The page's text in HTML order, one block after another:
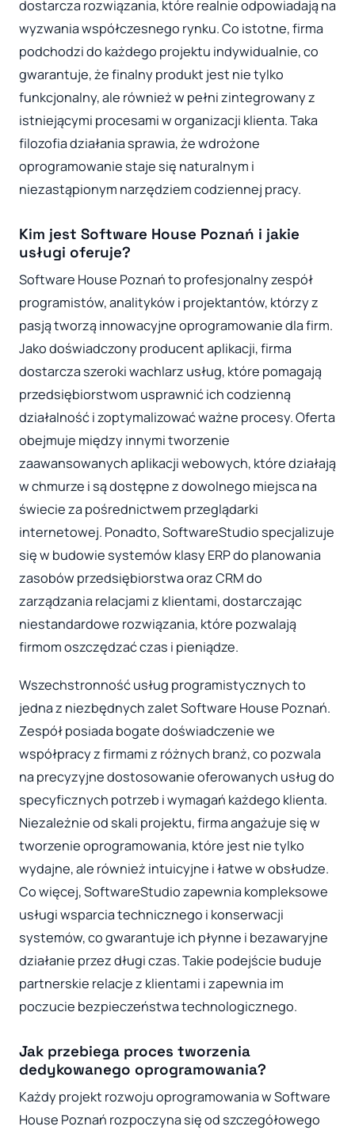
dostarcza rozwiązania, które realnie odpowiadają na
wyzwania współczesnego rynku. Co istotne, firma
podchodzi do każdego projektu indywidualnie, co
gwarantuje, że finalny produkt jest nie tylko
funkcjonalny, ale również w pełni zintegrowany z
istniejącymi procesami w organizacji klienta. Taka
filozofia działania sprawia, że wdrożone
oprogramowanie staje się naturalnym i
niezastąpionym narzędziem codziennej pracy.
Kim jest Software House Poznań i jakie
usługi oferuje?
Software House Poznań to profesjonalny zespół
programistów, analityków i projektantów, którzy z
pasją tworzą innowacyjne oprogramowanie dla firm.
Jako doświadczony producent aplikacji, firma
dostarcza szeroki wachlarz usług, które pomagają
przedsiębiorstwom usprawnić ich codzienną
działalność i zoptymalizować ważne procesy. Oferta
obejmuje między innymi tworzenie
zaawansowanych aplikacji webowych, które działają
w chmurze i są dostępne z dowolnego miejsca na
świecie za pośrednictwem przeglądarki
internetowej. Ponadto, SoftwareStudio specjalizuje
się w budowie systemów klasy ERP do planowania
zasobów przedsiębiorstwa oraz CRM do
zarządzania relacjami z klientami, dostarczając
niestandardowe rozwiązania, które pozwalają
firmom oszczędzać czas i pieniądze.
Wszechstronność usług programistycznych to
jedna z niezbędnych zalet Software House Poznań.
Zespół posiada bogate doświadczenie we
współpracy z firmami z różnych branż, co pozwala
na precyzyjne dostosowanie oferowanych usług do
specyficznych potrzeb i wymagań każdego klienta.
Niezależnie od skali projektu, firma angażuje się w
tworzenie oprogramowania, które jest nie tylko
wydajne, ale również intuicyjne i łatwe w obsłudze.
Co więcej, SoftwareStudio zapewnia kompleksowe
usługi wsparcia technicznego i konserwacji
systemów, co gwarantuje ich płynne i bezawaryjne
działanie przez długi czas. Takie podejście buduje
partnerskie relacje z klientami i zapewnia im
poczucie bezpieczeństwa technologicznego.
Jak przebiega proces tworzenia
dedykowanego oprogramowania?
Każdy projekt rozwoju oprogramowania w Software
House Poznań rozpoczyna się od szczegółowego